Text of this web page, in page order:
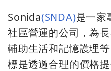
Sonida(SNDA)是一家
社區營運的公司，為
輔助生活和記憶護理
標是透過合理的價格